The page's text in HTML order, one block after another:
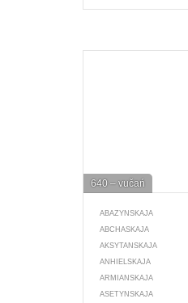
640 – vučań
ABAZYNSKAJA
ABCHASKAJA
AKSYTANSKAJA
ANHIELSKAJA
ARMIANSKAJA
ASETYNSKAJA